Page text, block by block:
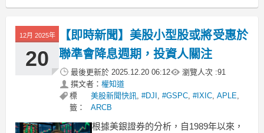
gap: 1rem !important;
12月 2025年
20
【即時新聞】美股小型股或將受惠於
聯準會降息週期，投資人關注
最後更新於 2025.12.20 06:12 瀏覽人次 :91
撰文者： 權知道
標
籤：
美股新聞快訊,#DJI ,#GSPC,#IXIC,APLE,
ARCB
根據美銀證券的分析，自1989年以來，